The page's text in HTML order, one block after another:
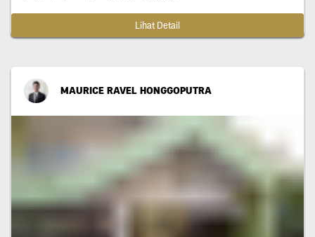
Lihat Detail
MAURICE RAVEL HONGGOPUTRA